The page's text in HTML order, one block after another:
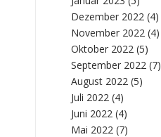
Dezember 2022 (4)
November 2022 (4)
Oktober 2022 (5)
September 2022 (7)
August 2022 (5)
Juli 2022 (4)
Juni 2022 (4)
Mai 2022 (7)